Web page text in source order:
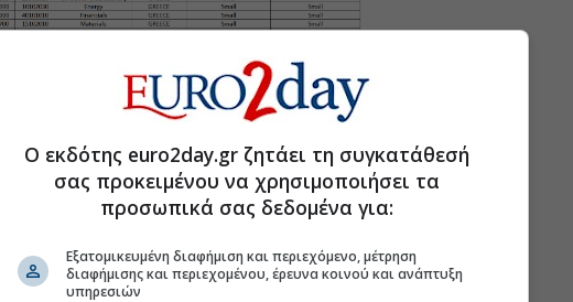
αφορά τηνAllwyn , η οποία από Mid στην
δεν εμφανίζεται στην προσομοιωμένη σύνθεση.
η είσοδος της
δεν εμφανίζεται με ένταξη, ενώ στο σενάριο
στον δείκτη.
Ο εκδότης euro2day.gr ζητάει τη συγκατάθεσή
σας προκειμένου να χρησιμοποιήσει τα
προσωπικά σας δεδομένα για:
Εξατομικευμένη διαφήμιση και περιεχόμενο, μέτρηση
διαφήμισης και περιεχομένου, έρευνα κοινού και ανάπτυξη
υπηρεσιών